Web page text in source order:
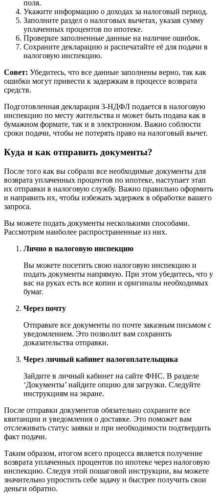
поля.
Укажите информацию о доходах за налоговый период.
Заполните раздел о налоговых вычетах, указав сумму
уплаченных процентов по ипотеке.
Проверьте заполненные данные на наличие ошибок.
Сохраните декларацию и распечатайте её для подачи в
налоговую инспекцию.
Совет: Убедитесь, что все данные заполнены верно, так как
ошибки могут привести к задержкам в процессе возврата
средств.
Подготовленная декларация 3-НДФЛ подается в налоговую
инспекцию по месту жительства и может быть подана как в
бумажном формате, так и в электронном. Важно соблюсти
сроки подачи, чтобы не потерять право на налоговый вычет.
Куда и как отправить документы?
После того как вы собрали все необходимые документы для
возврата уплаченных процентов по ипотеке, наступает этап
их отправки в налоговую службу. Важно правильно оформить
и направить их, чтобы избежать задержек в обработке вашего
запроса.
Вы можете подать документы несколькими способами.
Рассмотрим наиболее распространенные из них.
Лично в налоговую инспекцию
Вы можете посетить свою налоговую инспекцию и
подать документы напрямую. При этом убедитесь, что у
вас на руках есть все копии и оригиналы необходимых
бумаг.
Через почту
Отправьте все документы по почте заказным письмом с
уведомлением. Это позволит вам сохранить
доказательства отправки.
Через личный кабинет налогоплательщика
Зайдите в личный кабинет на сайте ФНС. В разделе
‘Документы’ найдите опцию для загрузки. Следуйте
инструкциям на экране.
После отправки документов обязательно сохраните все
квитанции и уведомления о доставке. Это поможет вам
отслеживать статус заявки и при необходимости подтвердить
факт подачи.
Таким образом, итогом всего процесса является получение
возврата уплаченных процентов по ипотеке через налоговую
инспекцию. Следуя этой пошаговой инструкции, вы можете
значительно упростить себе задачу и быстрее получить свои
деньги обратно.